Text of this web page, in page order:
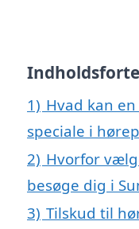
1) Hvad kan
speciale i
2) Hvorfor
besøge dig i
3) Tilskud til